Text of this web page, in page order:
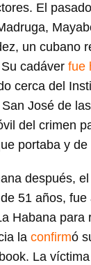
El
un cubano
cadáver fue
cerca del
José de
del crimen
portaba y
después,
51 años, fue
Habana para
la confirmó
La